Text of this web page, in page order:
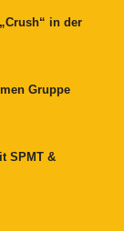
in der
Gruppe
SPMT &